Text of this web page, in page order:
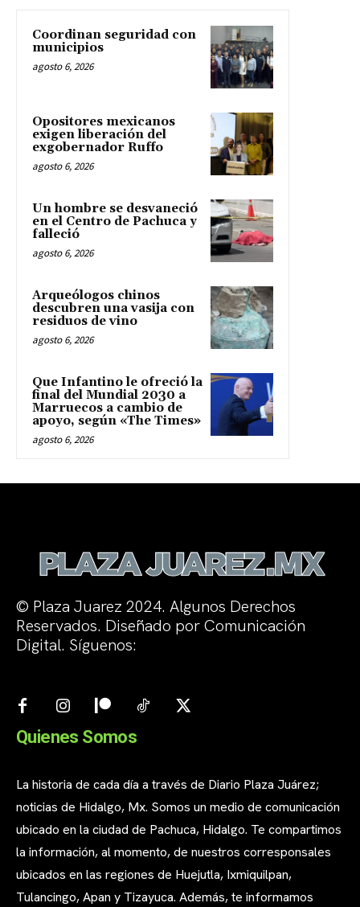
Coordinan seguridad con
municipios
agosto 6, 2026
Opositores mexicanos
exigen liberación del
exgobernador Ruffo
agosto 6, 2026
Un hombre se desvaneció
en el Centro de Pachuca y
falleció
agosto 6, 2026
Arqueólogos chinos
descubren una vasija con
residuos de vino
agosto 6, 2026
Que Infantino le ofreció la
final del Mundial 2030 a
Marruecos a cambio de
apoyo, según «The Times»
agosto 6, 2026
© Plaza Juarez 2024. Algunos Derechos
Reservados. Diseñado por Comunicación
Digital. Síguenos:
Quienes Somos
La historia de cada día a través de Diario Plaza Juárez;
noticias de Hidalgo, Mx. Somos un medio de comunicación
ubicado en la ciudad de Pachuca, Hidalgo. Te compartimos
la información, al momento, de nuestros corresponsales
ubicados en las regiones de Huejutla, Ixmiquilpan,
Tulancingo, Apan y Tizayuca. Además, te informamos